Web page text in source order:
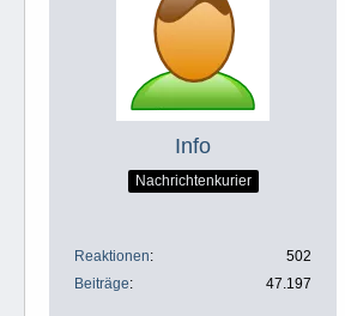
Info
Nachrichtenkurier
Reaktionen
502
Beiträge
47.197